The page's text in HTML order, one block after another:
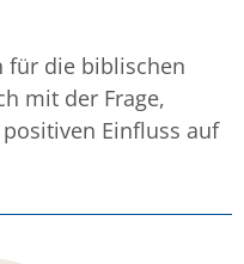
für die biblischen
mit der Frage,
Einfluss auf